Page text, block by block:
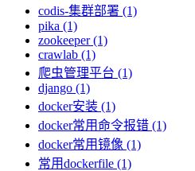
codis-集群部署 (1)
pika (1)
zookeeper (1)
crawlab (1)
爬虫管理平台 (1)
django (1)
docker安装 (1)
docker常用命令报错 (1)
docker常用镜像 (1)
常用dockerfile (1)